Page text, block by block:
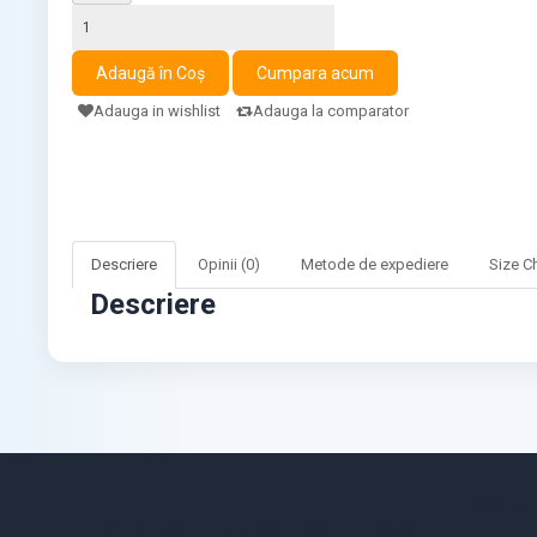
Adauga in wishlist Adauga la comparator
Descriere Opinii (0) Metode de expediere Size
Descriere